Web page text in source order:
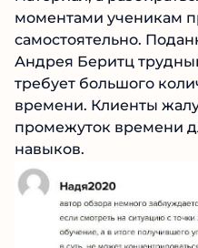
будет. Стоимость в $ 1
понять, подходит им
есть, он дает
непонятными
приходится
материал трейдера
для понимания и
жалуются на
для практики
Рекомендован
высокий ROI,
довольных клиентов.